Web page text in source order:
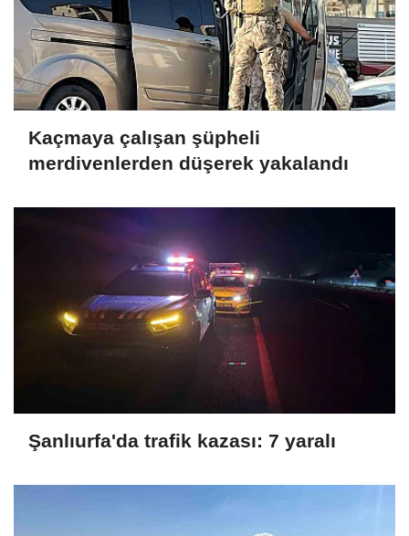
Kaçmaya çalışan şüpheli
merdivenlerden düşerek yakalandı
Şanlıurfa'da trafik kazası: 7 yaralı